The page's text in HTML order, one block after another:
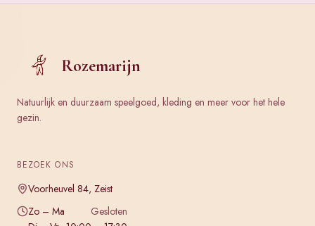
Rozemarijn
Natuurlijk en duurzaam speelgoed, kleding en meer voor het hele
gezin.
BEZOEK ONS
Voorheuvel 84, Zeist
Zo – Ma
Gesloten